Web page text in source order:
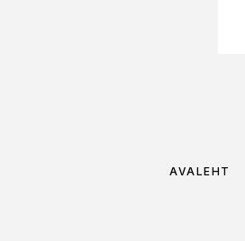
AVALEHT